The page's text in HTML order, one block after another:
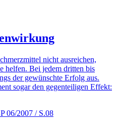
nicht ausreichen,
helfen. Bei jedem dritten bis
der gewünschte Erfolg aus.
sogar den gegenteiligen Effekt:
06/2007 / S.08